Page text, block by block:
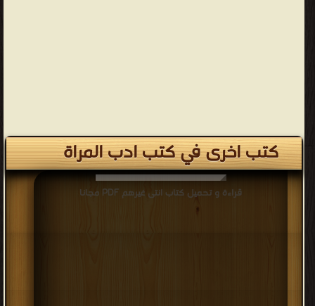
كتب اخرى في كتب ادب المراة
قراءة و تحميل كتاب انتى غيرهم PDF مجانا